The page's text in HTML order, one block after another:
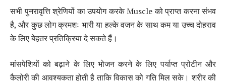
सभी पुनरावृत्ति श्रेणियों का उपयोग करके Muscle को प्राप्त करना संभव
है, और कुछ लोग क्रमशः भारी या हल्के वजन के साथ कम या उच्च दोहराव
के लिए बेहतर प्रतिक्रिया दे सकते हैं।
मांसपेशियों को बढ़ाने के लिए भोजन करने के लिए पर्याप्त प्रोटीन और
कैलोरी की आवश्यकता होती है ताकि विकास को गति मिल सके। शरीर की